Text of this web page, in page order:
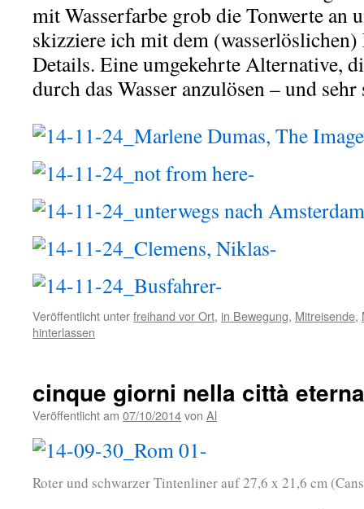
mit Wasserfarbe grob die Tonwerte an
skizziere ich mit dem
Details. Eine umgekehrte Alternative,
durch das Wasser anzulösen – und
Veröffentlicht unterfreihand vor Ort, in Bewegung, Mitreisende,
hinterlassen
cinque giorni nella città eterna
Veröffentlicht am 07/10/2014von Al
Roter und schwarzer Tintenliner auf 27,6 x 21,6 cm